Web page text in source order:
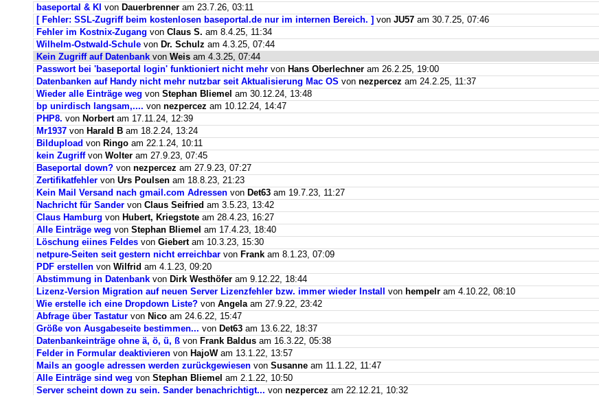
baseportal & KI von Dauerbrenner am 23.7.26, 03:11
[ Fehler: SSL-Zugriff beim kostenlosen baseportal.de nur im internen Bereich. ] von JU57 am 30.7.25, 07:46
Fehler im Kostnix-Zugang von Claus S. am 8.4.25, 11:34
Wilhelm-Ostwald-Schule von Dr. Schulz am 4.3.25, 07:44
Kein Zugriff auf Datenbank von Weis am 4.3.25, 07:44
Passwort bei 'baseportal login' funktioniert nicht mehr von Hans Oberlechner am 26.2.25, 19:00
Datenbanken auf Handy nicht mehr nutzbar seit Aktualisierung Mac OS von nezpercez am 24.2.25, 11:37
Wieder alle Einträge weg von Stephan Bliemel am 30.12.24, 13:48
bp unirdisch langsam,.... von nezpercez am 10.12.24, 14:47
PHP8. von Norbertam 17.11.24, 12:39
Mr1937 von Harald B am 18.2.24, 13:24
Bildupload von Ringo am 22.1.24, 10:11
kein Zugriffvon Wolter am 27.9.23, 07:45
Baseportal down? von nezpercez am 27.9.23, 07:27
Zertifikatfehler von Urs Poulsen am 18.8.23, 21:23
Kein Mail Versand nach gmail.com Adressen von Det63 am 19.7.23, 11:27
Nachricht für Sander von Claus Seifried am 3.5.23, 13:42
Claus Hamburg von Hubert, Kriegstote am 28.4.23, 16:27
Alle Einträge weg von Stephan Bliemel am 17.4.23, 18:40
Löschung eiines Feldes von Giebertam 10.3.23, 15:30
netpure-Seiten seit gestern nicht erreichbar von Frank am 8.1.23, 07:09
PDF erstellen von Wilfrid am 4.1.23, 09:20
Abstimmung in Datenbank von Dirk Westhöfer am 9.12.22, 18:44
Lizenz-Version Migration auf neuen Server Lizenzfehler bzw. immer wieder Install
von hempelr am 4.10.22, 08:10
Wie erstelle ich eine Dropdown Liste? von Angela am 27.9.22, 23:42
Abfrage über Tastatur von Nico am 24.6.22, 15:47
Größe von Ausgabeseite bestimmen... von Det63 am 13.6.22, 18:37
Datenbankeinträge ohne ä, ö, ü, ß von Frank Baldus am 16.3.22, 05:38
Felder in Formular deaktivieren von HajoWam 13.1.22, 13:57
Mails an google adressen werden zurückgewiesen von Susanne am 11.1.22, 11:47
Alle Einträge sind weg von Stephan Bliemel am 2.1.22, 10:50
Server scheint down zu sein. Sander benachrichtigt... von nezpercez am 22.12.21, 10:32